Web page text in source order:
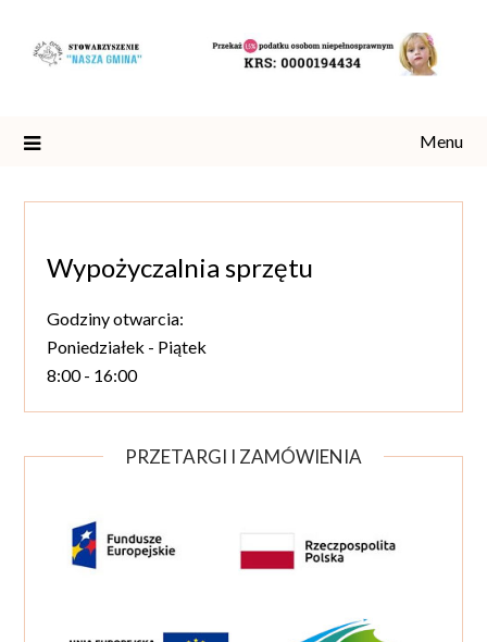
content
Menu
Wypożyczalnia sprzętu
Godziny otwarcia:
Poniedziałek - Piątek
8:00 - 16:00
PRZETARGI I ZAMÓWIENIA